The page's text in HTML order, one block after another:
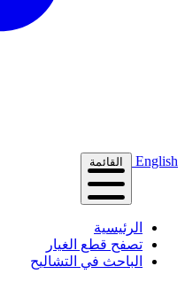
English القائمة
الرئيسية
تصفح قطع الغيار
الباحث في التشاليح